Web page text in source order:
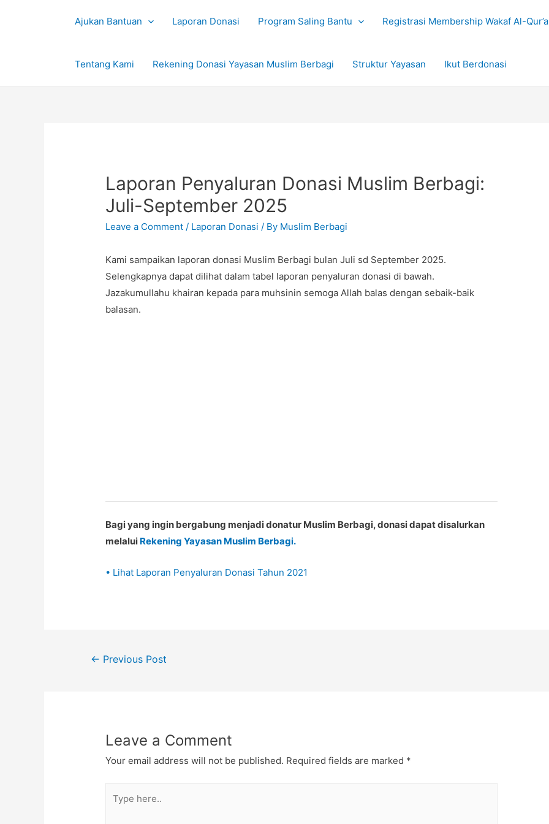
Ajukan Bantuan Laporan Donasi Program Saling Bantu Registrasi Membership Wakaf Al-
Tentang Kami Rekening Donasi Yayasan Muslim Berbagi Struktur Yayasan Ikut Berdonasi
Laporan Penyaluran Donasi Muslim Berbagi:
Juli-September 2025
Leave a Comment / Laporan Donasi / By Muslim Berbagi
Kami sampaikan laporan donasi Muslim Berbagi bulan Juli sd September 2025.
Selengkapnya dapat dilihat dalam tabel laporan penyaluran donasi di bawah.
Jazakumullahu khairan kepada para muhsinin semoga Allah balas dengan sebaik-baik
balasan.
Bagi yang ingin bergabung menjadi donatur Muslim Berbagi, donasi dapat disalurkan
melalui Rekening Yayasan Muslim Berbagi.
• Lihat Laporan Penyaluran Donasi Tahun 2021
Post
← Previous Post
Leave a Comment
Your email address will not be published. Required fields are marked *
here..